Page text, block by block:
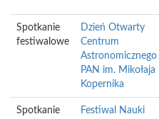
Spotkanie
festiwalowe
Dzień Otwarty
Centrum
Astronomicznego
PAN im. Mikołaja
Kopernika
Spotkanie
Festiwal Nauki